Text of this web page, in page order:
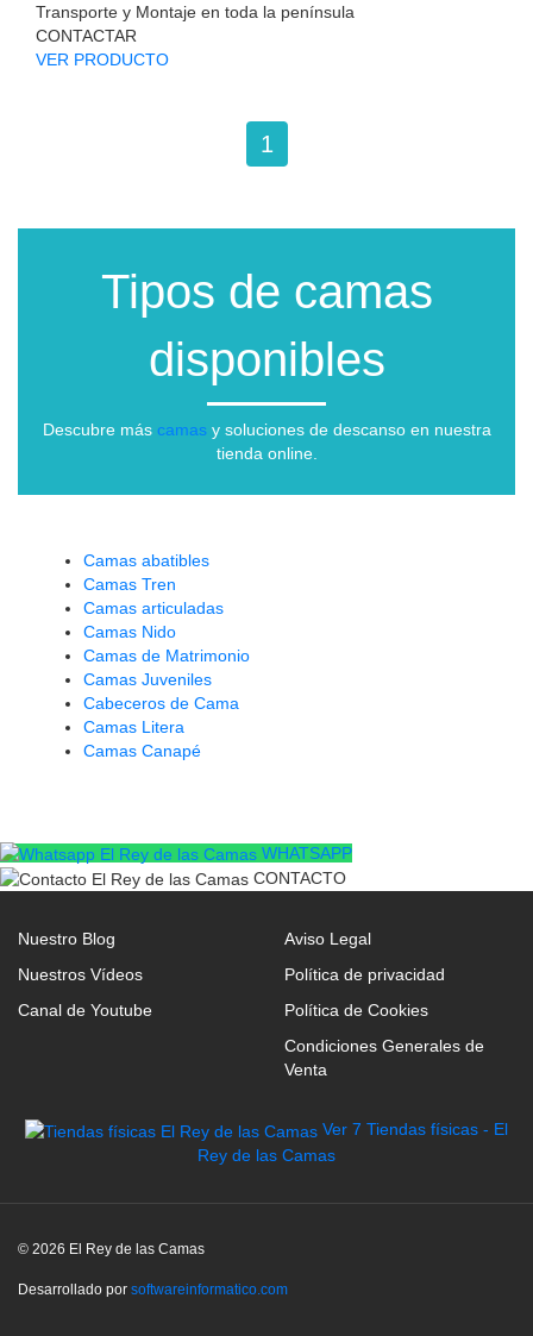
Transporte y Montaje en toda la península
CONTACTAR
VER PRODUCTO
1
Tipos de camas
disponibles
Descubre más camas y soluciones de descanso en nuestra
tienda online.
Camas abatibles
Camas Tren
Camas articuladas
Camas Nido
Camas de Matrimonio
Camas Juveniles
Cabeceros de Cama
Camas Litera
Camas Canapé
WHATSAPP
CONTACTO
Nuestro Blog
Nuestros Vídeos
Canal de Youtube
Aviso Legal
Política de privacidad
Política de Cookies
Condiciones Generales de
Venta
Ver 7 Tiendas físicas - El
Rey de las Camas
© 2026 El Rey de las Camas
Desarrollado por softwareinformatico.com